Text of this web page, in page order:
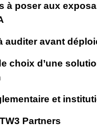
à poser aux
auditer avant
choix d’une
et
Partners